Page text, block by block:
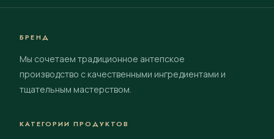
БРЕНД
Мы сочетаем традиционное антепское
производство с качественными ингредиентами и
тщательным мастерством.
КАТЕГОРИИ ПРОДУКТОВ